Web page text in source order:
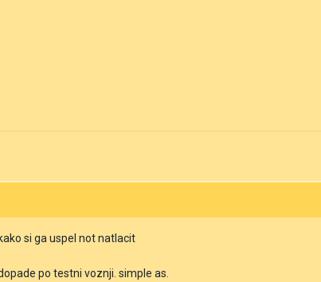
si ga uspel not natlacit
po testni voznji. simple as.